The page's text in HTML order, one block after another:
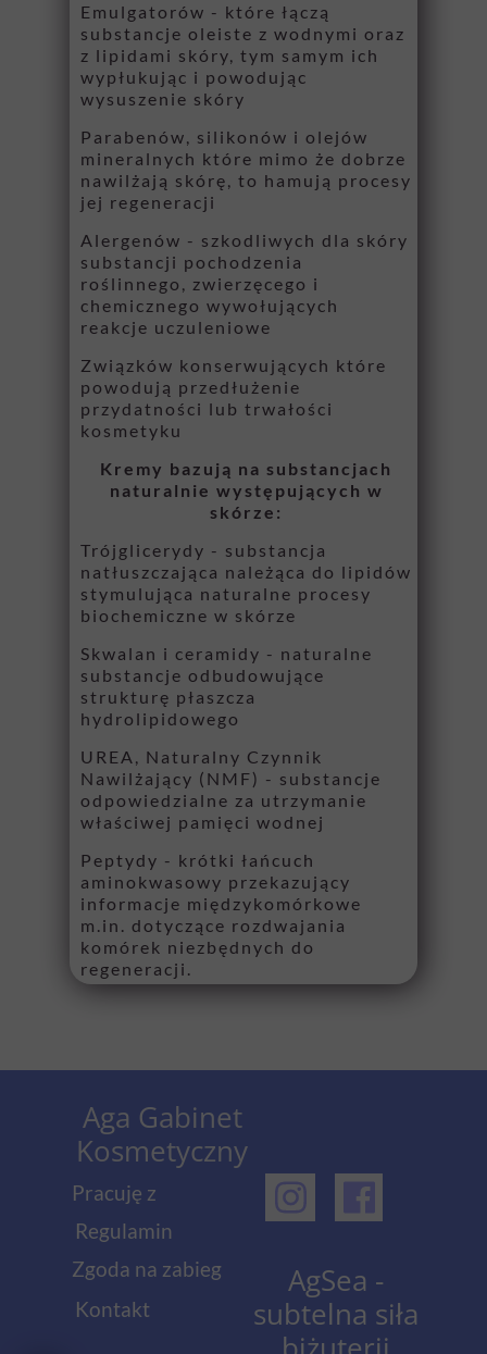
Emulgatorów - które łączą
substancje oleiste z wodnymi oraz
z lipidami skóry, tym samym ich
wypłukując i powodując
wysuszenie skóry
Parabenów, silikonów i olejów
mineralnych które mimo że dobrze
nawilżają skórę, to hamują procesy
jej regeneracji
Alergenów - szkodliwych dla skóry
substancji pochodzenia
roślinnego, zwierzęcego i
chemicznego wywołujących
reakcje uczuleniowe
Związków konserwujących które
powodują przedłużenie
przydatności lub trwałości
kosmetyku
Kremy bazują na substancjach
naturalnie występujących w
skórze:
Trójglicerydy - substancja
natłuszczająca należąca do lipidów
stymulująca naturalne procesy
biochemiczne w skórze
Skwalan i ceramidy - naturalne
substancje odbudowujące
strukturę płaszcza
hydrolipidowego
UREA, Naturalny Czynnik
Nawilżający (NMF) - substancje
odpowiedzialne za utrzymanie
właściwej pamięci wodnej
Peptydy - krótki łańcuch
aminokwasowy przekazujący
informacje międzykomórkowe
m.in. dotyczące rozdwajania
komórek niezbędnych do
regeneracji.
AgSea -
subtelna siła
Kontakt
Pracuję z
Zgoda na zabieg
Regulamin
Aga Gabinet
Kosmetyczny